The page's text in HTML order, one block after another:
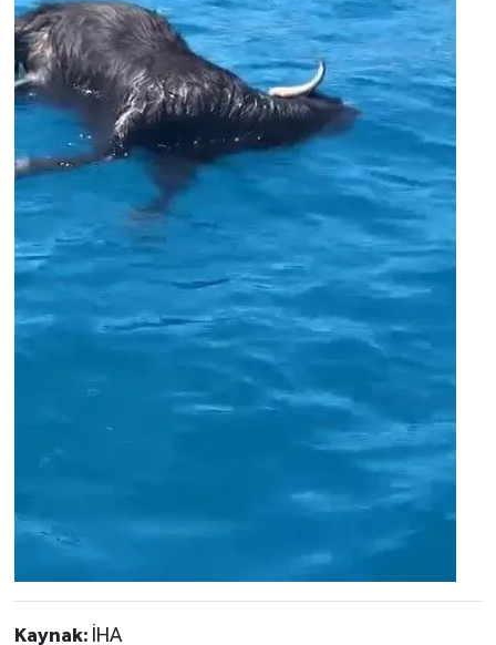
Kaynak: İHA